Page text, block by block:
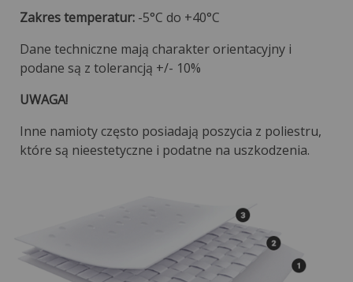
Zakres temperatur: -5°C do +40°C
Dane techniczne mają charakter orientacyjny i
podane są z tolerancją +/- 10%
UWAGA!
Inne namioty często posiadają poszycia z poliestru,
które są nieestetyczne i podatne na uszkodzenia.